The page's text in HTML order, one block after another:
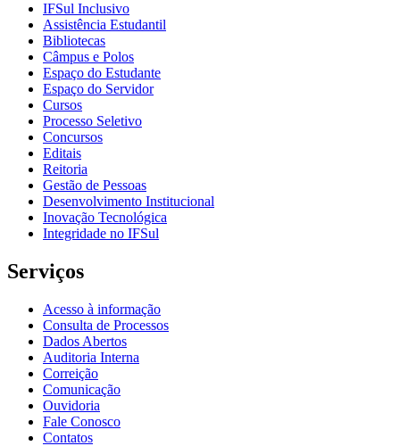
IFSul Inclusivo
Assistência Estudantil
Bibliotecas
Câmpus e Polos
Espaço do Estudante
Espaço do Servidor
Cursos
Processo Seletivo
Concursos
Editais
Reitoria
Gestão de Pessoas
Desenvolvimento Institucional
Inovação Tecnológica
Integridade no IFSul
Serviços
Acesso à informação
Consulta de Processos
Dados Abertos
Auditoria Interna
Correição
Comunicação
Ouvidoria
Fale Conosco
Contatos